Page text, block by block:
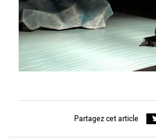
Partagez cet article